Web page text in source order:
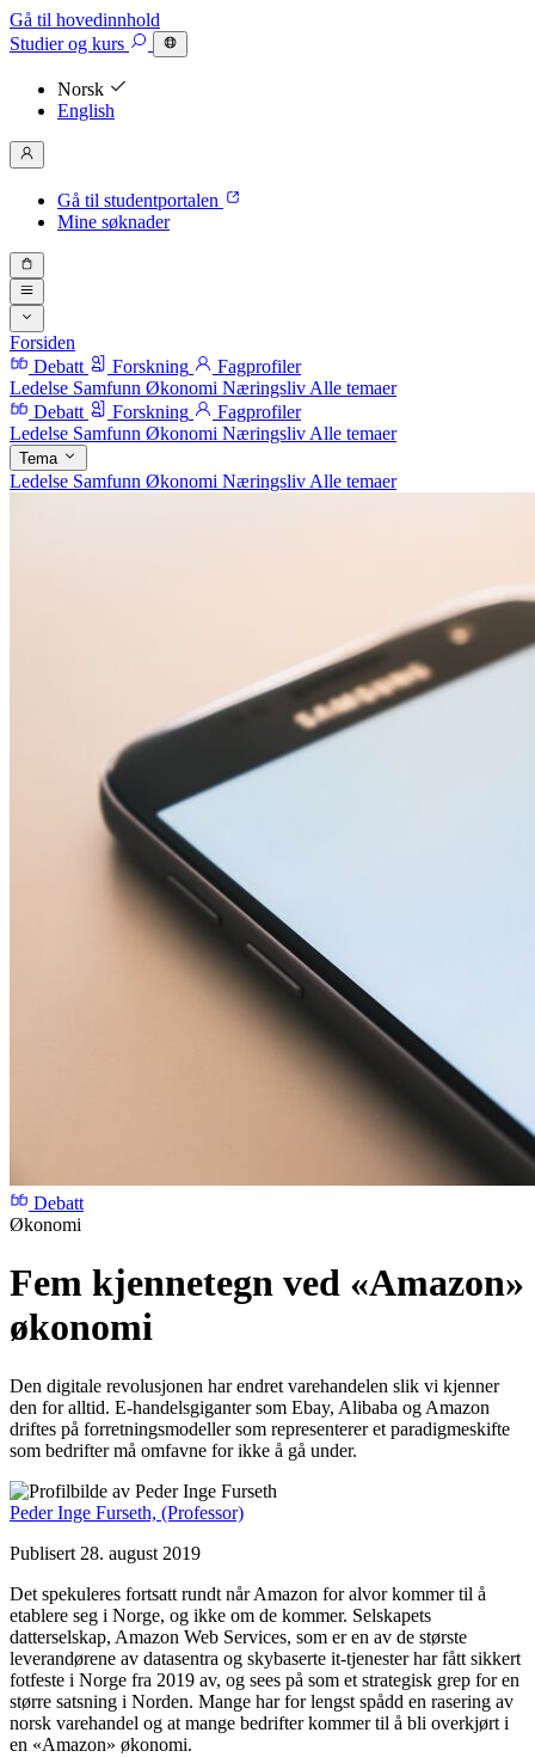
Gå til hovedinnhold
Studierog kurs
Norsk
English
Gå til studentportalen
Mine søknader
Forsiden
Debatt
Forskning
Fagprofiler
Ledelse Samfunn Økonomi Næringsliv Alle temaer
Debatt
Forskning
Fagprofiler
Ledelse Samfunn Økonomi Næringsliv Alle temaer
Tema
Ledelse Samfunn Økonomi Næringsliv Alle temaer
Debatt
Økonomi
Fem kjennetegn ved «Amazon»
økonomi
Den digitale revolusjonen har endret varehandelen slik vi kjenner
den for alltid. E-handelsgiganter som Ebay, Alibaba og Amazon
driftes på forretningsmodeller som representerer et paradigmeskifte
som bedrifter må omfavne for ikke å gå under.
Peder Inge Furseth, (Professor)
Publisert 28. august 2019
Det spekuleres fortsatt rundt når Amazon for alvor kommer til å
etablere seg i Norge, og ikke om de kommer. Selskapets
datterselskap, Amazon Web Services, som er en av de største
leverandørene av datasentra og skybaserte it-tjenester har fått sikkert
fotfeste i Norge fra 2019 av, og sees på som et strategisk grep for en
større satsning i Norden. Mange har for lengst spådd en rasering av
norsk varehandel og at mange bedrifter kommer til å bli overkjørt i
en «Amazon» økonomi.